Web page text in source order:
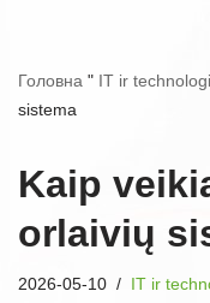
Головна " IT ir
sistema
Kaip
orlaivių
2026-05-10 IT ir